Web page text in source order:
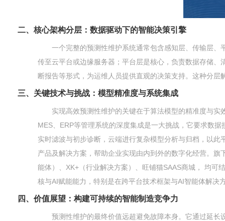
二、核心架构分层：数据驱动下的智能决策引擎
一个完整的预测性维护系统通常包含感知层、传输层
传至云平台或边缘服务器；平台层是核心，负责数据存储
断报告等形式，为运维人员提供直观的决策支持。这种分
三、关键技术与挑战：模型精准度与系统集成
实现高效预测性维护的关键在于算法模型的精准度与
MES、ERP等管理系统的深度集成是一大挑战，它要求数
实时滤波与初步诊断，云端进行复杂模型分析与归档，以
产品及解决方案，帮助企业实现由内到外的数字化经营。
能体）、XK+（行业解决方案）、旺铺猫SAAS商城， 均可
核与AI赋能能力，特别是在跨平台技术框架与AI智能体解
四、价值展望：构建可持续的智能制造竞争力
预测性维护的最终价值远超避免故障本身。它通过延